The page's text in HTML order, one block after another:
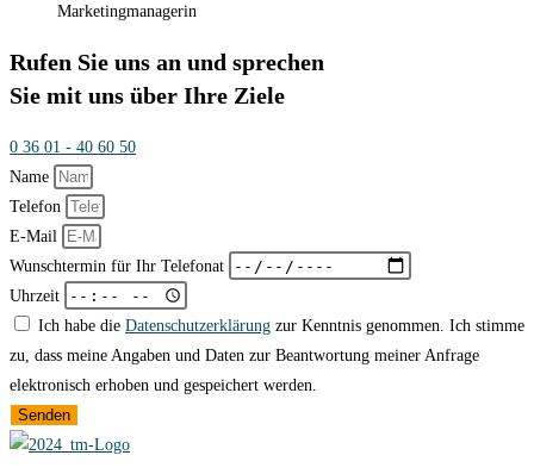
Marketingmanagerin
Rufen Sie uns an und sprechen
Sie mit uns über Ihre Ziele
0 36 01 - 40 60 50
Name
Telefon
E-Mail
Wunschtermin für Ihr Telefonat
Uhrzeit
Ich habe die Datenschutzerklärung zur Kenntnis genommen. Ich stimme
zu, dass meine Angaben und Daten zur Beantwortung meiner Anfrage
elektronisch erhoben und gespeichert werden.
Senden